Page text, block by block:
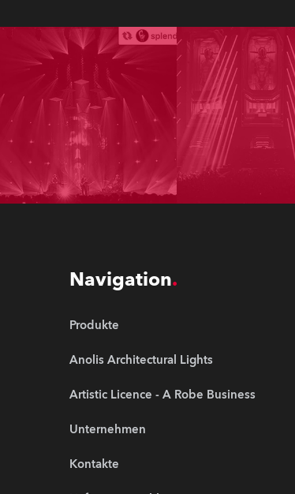
Navigation
Produkte
Anolis Architectural Lights
Artistic Licence - A Robe Business
Unternehmen
Kontakte